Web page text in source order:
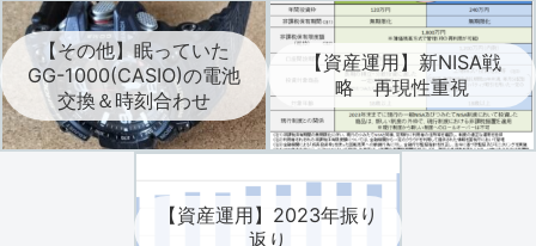
【その他】眠っていた
GG-1000(CASIO)の電池
交換＆時刻合わせ
【資産運用】新NISA戦
略 再現性重視
【資産運用】2023年振り
返り